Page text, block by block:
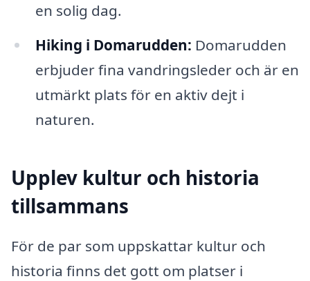
en solig dag.
Hiking i Domarudden: Domarudden
erbjuder fina vandringsleder och är en
utmärkt plats för en aktiv dejt i
naturen.
Upplev kultur och historia
tillsammans
För de par som uppskattar kultur och
historia finns det gott om platser i